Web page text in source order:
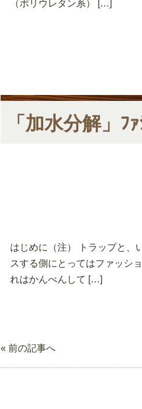
（ポリウレタン系） […]
「加水分解」
はじめに（注） トラップと、
スする側にとってはファッシ
れはかんべんして […]
« 前の記事へ